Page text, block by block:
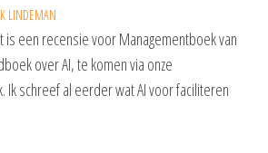
LINDEMAN
is een recensie voor Managementboek van
over AI, te komen via onze
Ik schreef al eerder wat AI voor faciliteren